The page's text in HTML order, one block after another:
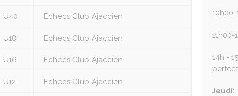
U40 Echecs Club Ajaccien
U18 Echecs Club Ajaccien
U16 Echecs Club Ajaccien
U12 Echecs Club Ajaccien
14h -
Jeudi: